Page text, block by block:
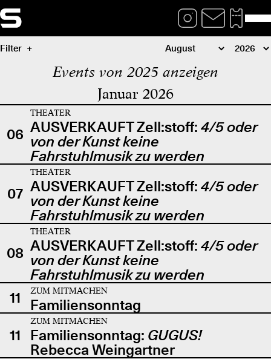
Filter
Events von 2025 anzeigen
Januar 2026
06
THEATER
AUSVERKAUFT Zell:stoff: 4/5 oder
von der Kunst keine
Fahrstuhlmusik zu werden
07
THEATER
AUSVERKAUFT Zell:stoff: 4/5 oder
von der Kunst keine
Fahrstuhlmusik zu werden
08
THEATER
AUSVERKAUFT Zell:stoff: 4/5 oder
von der Kunst keine
Fahrstuhlmusik zu werden
11
ZUM MITMACHEN
Familiensonntag
11
ZUM MITMACHEN
Familiensonntag: GUGUS!
Rebecca Weingartner